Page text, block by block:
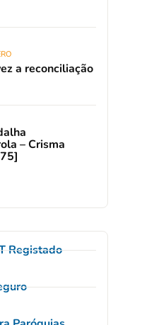
a reconciliação
– Crisma
Registado